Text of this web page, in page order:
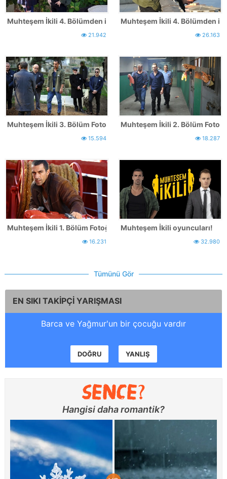
Muhteşem İkili 4. Bölümden ilk kareler - 2
21.942
Muhteşem İkili 4. Bölümden
26.163
Muhteşem İkili 3. Bölüm Fotoğrafları
15.594
Muhteşem İkili 2. Bölüm
18.287
Muhteşem İkili 1. Bölüm Fotoğrafları
16.231
Muhteşem İkili oyuncuları!
32.980
Tümünü Gör
EN SIKI TAKİPÇİ YARIŞMASI
Barca ve Yağmur'un bir çocuğu vardır
DOĞRU YANLIŞ
Hangisi daha romantik?